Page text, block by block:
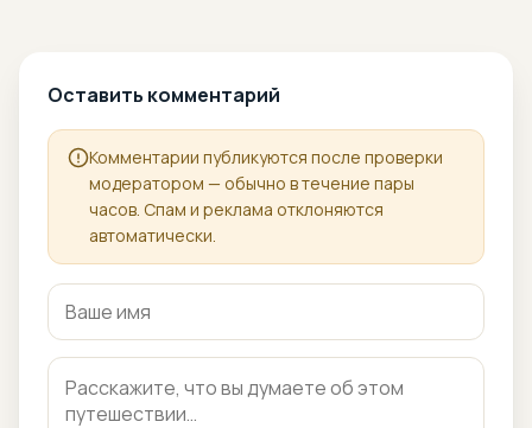
Оставить комментарий
Комментарии публикуются после проверки
модератором — обычно в течение пары
часов. Спам и реклама отклоняются
автоматически.